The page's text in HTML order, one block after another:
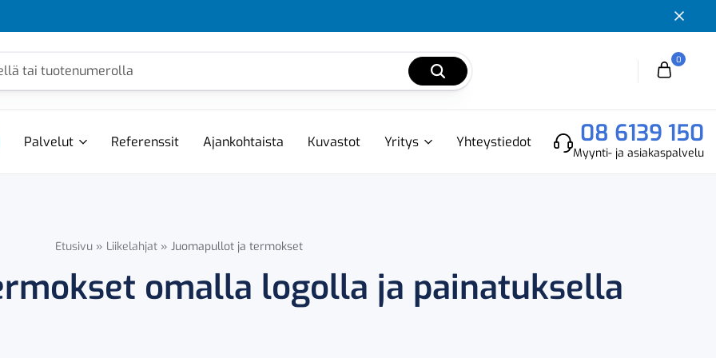
0
Cart
Palvelut Referenssit Ajankohtaista Kuvastot Yritys Yhteystiedot 08 6139 150
Myynti- ja asiakaspalvelu
omalla logolla ja painatuksella
Etusivu » Liikelahjat » Juomapullot ja termokset